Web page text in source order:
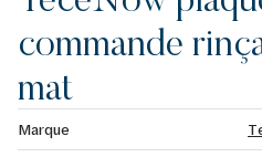
commande
mat
Marque